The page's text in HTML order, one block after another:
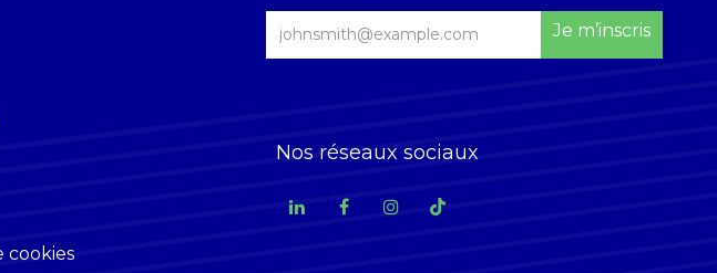
cookies
Je m’inscris
Nos réseaux sociaux